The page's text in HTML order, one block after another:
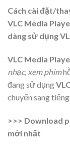
Cách cài đặt/
VLC Media
dàng sử dụng
VLC Media
nhạc, xem phim
đang sử dụng
chuyển sang
>>> Download
mới nhất